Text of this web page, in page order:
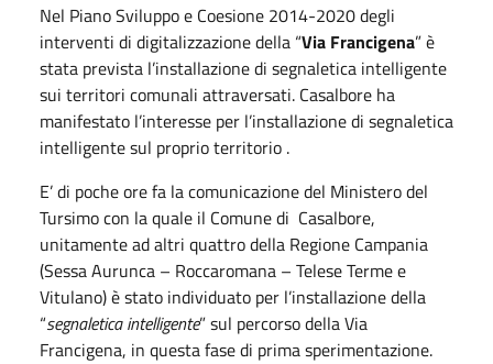
Nel Piano Sviluppo e Coesione 2014-2020 degli
interventi di digitalizzazione della “Via Francigena” è
stata prevista l’installazione di segnaletica intelligente
sui territori comunali attraversati. Casalbore ha
manifestato l’interesse per l’installazione di segnaletica
intelligente sul proprio territorio .
E’ di poche ore fa la comunicazione del Ministero del
Tursimo con la quale il Comune di Casalbore,
unitamente ad altri quattro della Regione Campania
(Sessa Aurunca – Roccaromana – Telese Terme e
Vitulano) è stato individuato per l’installazione della
“segnaletica intelligente” sul percorso della Via
Francigena, in questa fase di prima sperimentazione.